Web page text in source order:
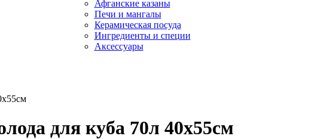
Афганские казаны
Печи и мангалы
Керамическая посуда
Ингредиенты и специи
Аксессуары
для куба 70л 40х55см